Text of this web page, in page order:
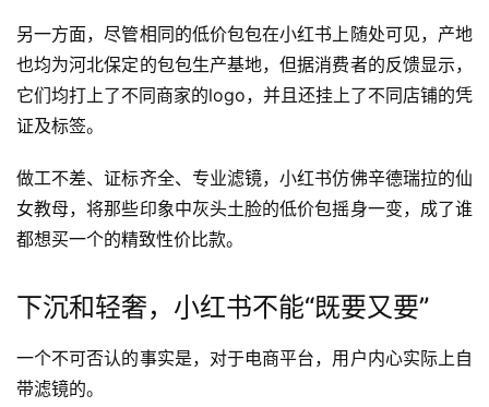
另一方面，尽管相同的低价包包在小红书上随处可见，产地
也均为河北保定的包包生产基地，但据消费者的反馈显示，
它们均打上了不同商家的logo，并且还挂上了不同店铺的凭
证及标签。
做工不差、证标齐全、专业滤镜，小红书仿佛辛德瑞拉的仙
女教母，将那些印象中灰头土脸的低价包摇身一变，成了谁
都想买一个的精致性价比款。
下沉和轻奢，小红书不能“既要又要”
一个不可否认的事实是，对于电商平台，用户内心实际上自
带滤镜的。